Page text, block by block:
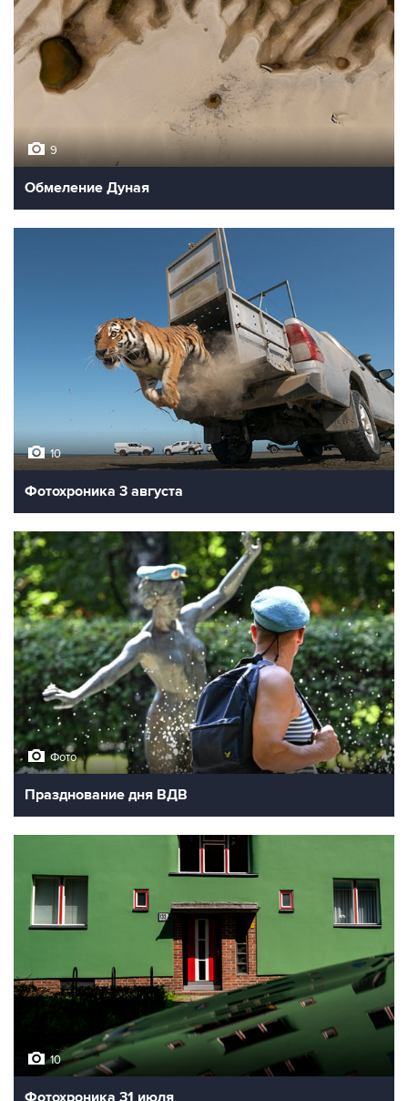
9
Обмеление Дуная
10
Фотохроника 3 августа
Фото
Празднование дня ВДВ
10